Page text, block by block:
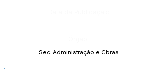
Sec. Administração e Obras